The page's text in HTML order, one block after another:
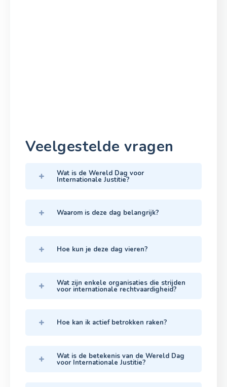
Veelgestelde vragen
Wat is de Wereld Dag voor
Internationale Justitie?
Waarom is deze dag belangrijk?
Hoe kun je deze dag vieren?
Wat zijn enkele organisaties die strijden
voor internationale rechtvaardigheid?
Hoe kan ik actief betrokken raken?
Wat is de betekenis van de Wereld Dag
voor Internationale Justitie?